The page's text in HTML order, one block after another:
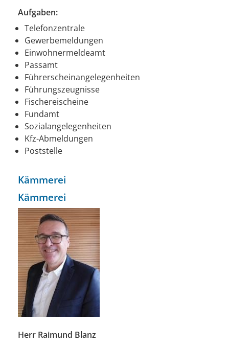
Aufgaben:
Telefonzentrale
Gewerbemeldungen
Einwohnermeldeamt
Passamt
Führerscheinangelegenheiten
Führungszeugnisse
Fischereischeine
Fundamt
Sozialangelegenheiten
Kfz-Abmeldungen
Poststelle
Kämmerei
Kämmerei
Herr Raimund Blanz